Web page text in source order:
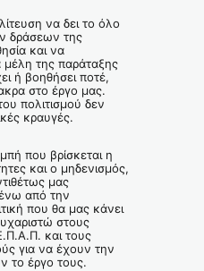
να δει το όλο
δράσεων της
και να
μέλη της παράταξης
ή βοηθήσει ποτέ,
στο έργο μας.
πολιτισμού δεν
κραυγές.
που βρίσκεται η
και ο μηδενισμός,
μας
από την
που θα μας κάνει
στους
και τους
για να έχουν την
το έργο τους.